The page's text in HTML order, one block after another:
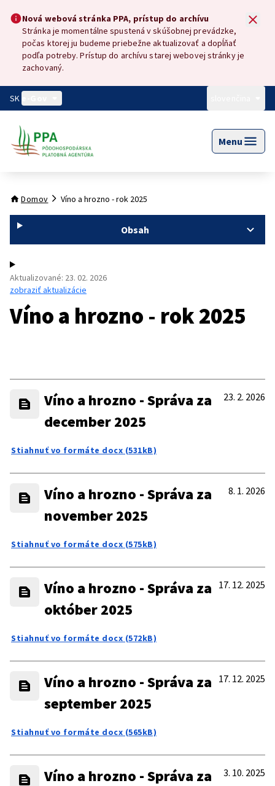
Preskočiť na hlavný obsah
Nová webová stránka PPA, prístup do archívu
Nová webová stránka PPA, prístup do archívu
Stránka je momentálne spustená v skúšobnej prevádzke,
počas ktorej ju budeme priebežne aktualizovať a dopĺňať
podľa potreby. Prístup do archívu starej webovej stránky je
zachovaný.
SK
Menu
Domov Víno a hrozno - rok 2025
Obsah
Aktualizované: 23. 02. 2026
zobraziť aktualizácie
Víno a hrozno - rok 2025
Víno a hrozno - Správa za
december 2025
23. 2. 2026
Stiahnuť vo formáte docx (531kB)
Víno a hrozno - Správa za
november 2025
8. 1. 2026
Stiahnuť vo formáte docx (575kB)
Víno a hrozno - Správa za
október 2025
17. 12. 2025
Stiahnuť vo formáte docx (572kB)
Víno a hrozno - Správa za
september 2025
17. 12. 2025
Stiahnuť vo formáte docx (565kB)
Víno a hrozno - Správa za
3. 10. 2025